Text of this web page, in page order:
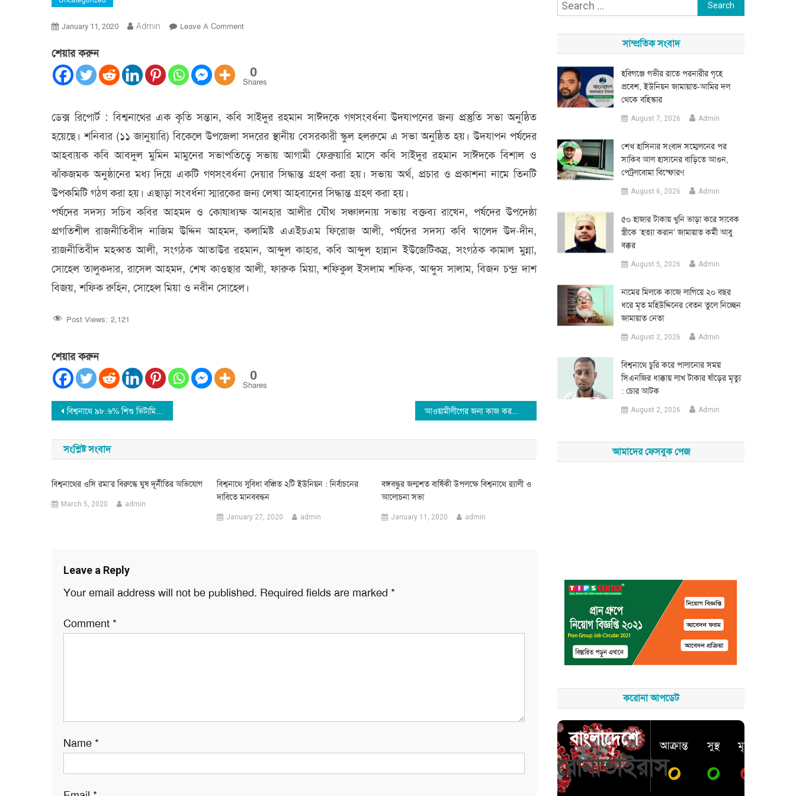
January 11, 2020 Admin Leave A CommentOn
সাঈদুর
রহমান
দেয়ার
উদ্যোগে
শেয়ার করুন
0
Shares
ডেক্স রিপোর্ট : বিশ্বনাথের এক কৃতি সন্তান, কবি সাইদুর রহমান সাঈদকে গণসংবর্ধনা উদযাপনের জন্য প্রস্তুতি সভা অনুষ্ঠিত
হয়েছে। শনিবার (১১ জানুয়ারি) বিকেলে উপজেলা সদরের স্থানীয় বেসরকারী স্কুল হলরুমে এ সভা অনুষ্ঠিত হয়। উদযাপন পর্ষদের
আহবায়ক কবি আবদুল মুমিন মামুনের সভাপতিত্বে সভায় আগামী ফেব্রুয়ারি মাসে কবি সাইদুর রহমান সাঈদকে বিশাল ও
ঝাঁকজমক অনুষ্ঠানের মধ্য দিয়ে একটি গণসংবর্ধনা দেয়ার সিদ্ধান্ত গ্রহণ করা হয়। সভায় অর্থ, প্রচার ও প্রকাশনা নামে তিনটি
উপকমিটি গঠণ করা হয়। এছাড়া সংবর্ধনা স্মারকের জন্য লেখা আহবানের সিদ্ধান্ত গ্রহণ করা হয়।
পর্ষদের সদস্য সচিব কবির আহমদ ও কোষাধ্যক্ষ আনহার আলীর যৌথ সঞ্চালনায় সভায় বক্তব্য রাখেন, পর্ষদের উপদেষ্ঠা
প্রগতিশীল রাজনীতিবীদ নাজিম উদ্দিন আহমদ, কলামিষ্ট এএইচএম ফিরোজ আলী, পর্ষদের সদস্য কবি খালেদ উদ-দীন,
রাজনীতিবীদ মহব্বত আলী, সংগঠক আতাউর রহমান, আব্দুল কাহার, কবি আব্দুল হান্নান ইউজেটিক্স্র, সংগঠক কামাল মুন্না,
সোহেল তালুকদার, রাসেল আহমদ, শেখ কাওছার আলী, ফারুক মিয়া, শফিকুল ইসলাম শফিক, আব্দুস সালাম, বিজন চন্দ্র দাশ
বিজয়, শফিক রুহিন, সোহেল মিয়া ও নবীন সোহেল।
Post Views: 2,121
শেয়ার করুন
0
Shares
Post
navigation
বিশ্বনাথে ৯৮.৬% শিশু ভিটামিন ‘এ’ খেয়েছে আওয়ামীলীগের জন্য কাজ করতে পদ লাগে না : বিশ্বনাথে আনোয়ারুজ্জামান
সংশ্লিষ্ট সংবাদ
বিশ্বনাথের ওসি রমা’র বিরুদ্ধে ঘুষ দূর্নীতির অভিযোগ
March 5, 2020 admin
বিশ্বনাথে সুবিধা বঞ্চিত ২টি ইউনিয়ন : নির্বাচনের
দাবিতে মানববন্ধন
January 27, 2020 admin
বঙ্গবন্ধুর জন্মশত বার্ষিকী উপলক্ষে বিশ্বনাথে র‌্যালী ও
আলোচনা সভা
January 11, 2020 admin
Leave a Reply
Your email address will not be published. Required fields are marked *
Comment *
Name *
Search
সাম্প্রতিক সংবাদ
হবিগঞ্জে গভীর রাতে পরনারীর গৃহে
প্রবেশ, ইউনিয়ন জামায়াত-আমির দল
থেকে বহিস্কার
August 7, 2026 Admin
শেখ হাসিনার সংবাদ সম্মেলনের পর
সাকিব আল হাসানের বাড়িতে আগুন,
পেট্রলবোমা বিস্ফোরণ
August 6, 2026 Admin
৫০ হাজার টাকায় খুনি ভাড়া করে সাবেক
স্ত্রীকে ‘হত্যা করান’ জামায়াত কর্মী আবু
বক্কর
August 5, 2026 Admin
নামের মিলকে কাজে লাগিয়ে ২০ বছর
ধরে মৃত মহিউদ্দিনের বেতন তুলে নিচ্ছেন
জামায়াত নেতা
August 2, 2026 Admin
‎বিশ্বনাথে চুরি করে পালানোর সময়
সিএনজির ধাক্কায় লাখ টাকার ষাঁড়ের মৃত্যু
: চোর আটক
August 2, 2026 Admin
আমাদের ফেসবুক পেজ
করোনা আপডেট
বাংলাদেশে
করোনাভাইরাস
আক্রান্ত
০
সুস্থ
০
মৃত্যু
০